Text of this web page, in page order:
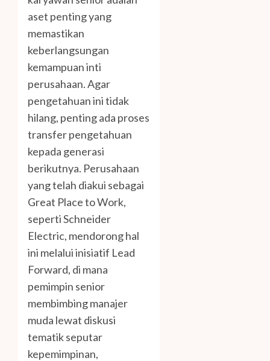
aset penting yang
memastikan
keberlangsungan
kemampuan inti
perusahaan. Agar
pengetahuan ini tidak
hilang, penting ada proses
transfer pengetahuan
kepada generasi
berikutnya. Perusahaan
yang telah diakui sebagai
Great Place to Work,
seperti Schneider
Electric, mendorong hal
ini melalui inisiatif Lead
Forward, di mana
pemimpin senior
membimbing manajer
muda lewat diskusi
tematik seputar
kepemimpinan,